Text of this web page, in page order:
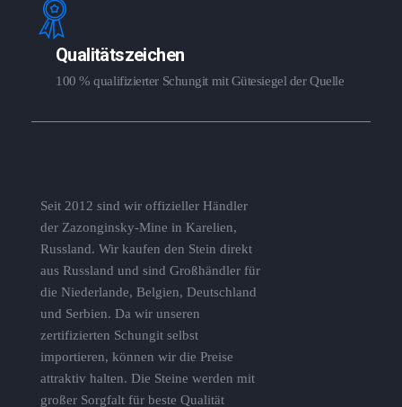
Qualitätszeichen
100 % qualifizierter Schungit mit Gütesiegel der Quelle
Seit 2012 sind wir offizieller Händler
der Zazonginsky-Mine in Karelien,
Russland. Wir kaufen den Stein direkt
aus Russland und sind Großhändler für
die Niederlande, Belgien, Deutschland
und Serbien. Da wir unseren
zertifizierten Schungit selbst
importieren, können wir die Preise
attraktiv halten. Die Steine ​​werden mit
großer Sorgfalt für beste Qualität